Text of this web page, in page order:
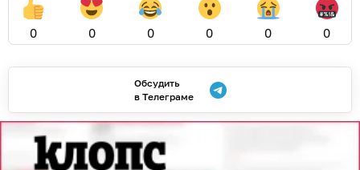
0 0 0 0 0 0
Обсудить
в Телеграме